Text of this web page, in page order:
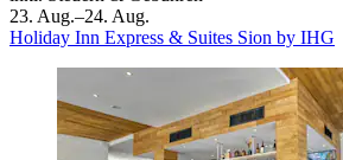
23. Aug.–24. Aug.
Holiday Inn Express & Suites Sion by IHG